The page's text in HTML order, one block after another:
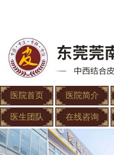
医院首页 医院简介
医生团队 在线咨询